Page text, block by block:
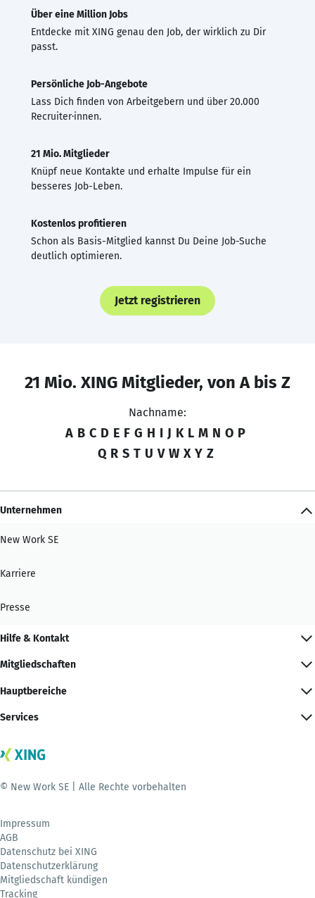
Über eine Million Jobs
Entdecke mit XING genau den Job, der wirklich zu Dir
passt.
Persönliche Job-Angebote
Lass Dich finden von Arbeitgebern und über 20.000
Recruiter·innen.
21 Mio. Mitglieder
Knüpf neue Kontakte und erhalte Impulse für ein
besseres Job-Leben.
Kostenlos profitieren
Schon als Basis-Mitglied kannst Du Deine Job-Suche
deutlich optimieren.
Jetzt registrieren
21 Mio. XING Mitglieder, von A bis Z
Nachname:
A B C D E F G H I J K L M N O P
Q R S T U V W X Y Z
Unternehmen
New Work SE
Karriere
Presse
Hilfe & Kontakt
Mitgliedschaften
Hauptbereiche
Services
© New Work SE | Alle Rechte vorbehalten
Impressum
AGB
Datenschutz bei XING
Datenschutzerklärung
Mitgliedschaft kündigen
Tracking